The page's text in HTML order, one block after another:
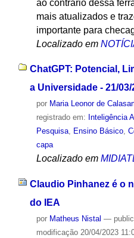
ao contrário dessa
mais atualizados e
importante para
Localizado em
ChatGPT: Potencial,
a Universidade - 21/03/
por Maria Leonor de
registrado em: Inteligência
Pesquisa, Ensino Básico,
capa
Localizado em
Claudio Pinhanez é o
do IEA
por Matheus Nistal —
modificação20/04/2023